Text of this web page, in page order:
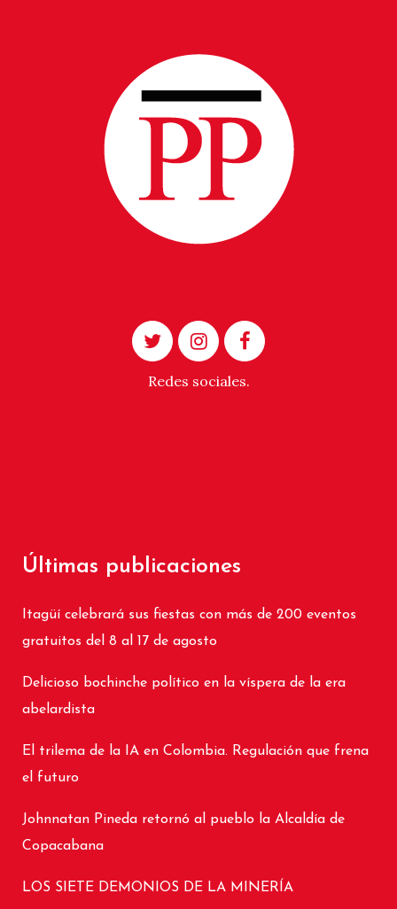
Redes sociales.
Últimas publicaciones
Itagüí celebrará sus fiestas con más de 200 eventos
gratuitos del 8 al 17 de agosto
Delicioso bochinche político en la víspera de la era
abelardista
El trilema de la IA en Colombia. Regulación que frena
el futuro
Johnnatan Pineda retornó al pueblo la Alcaldía de
Copacabana
LOS SIETE DEMONIOS DE LA MINERÍA